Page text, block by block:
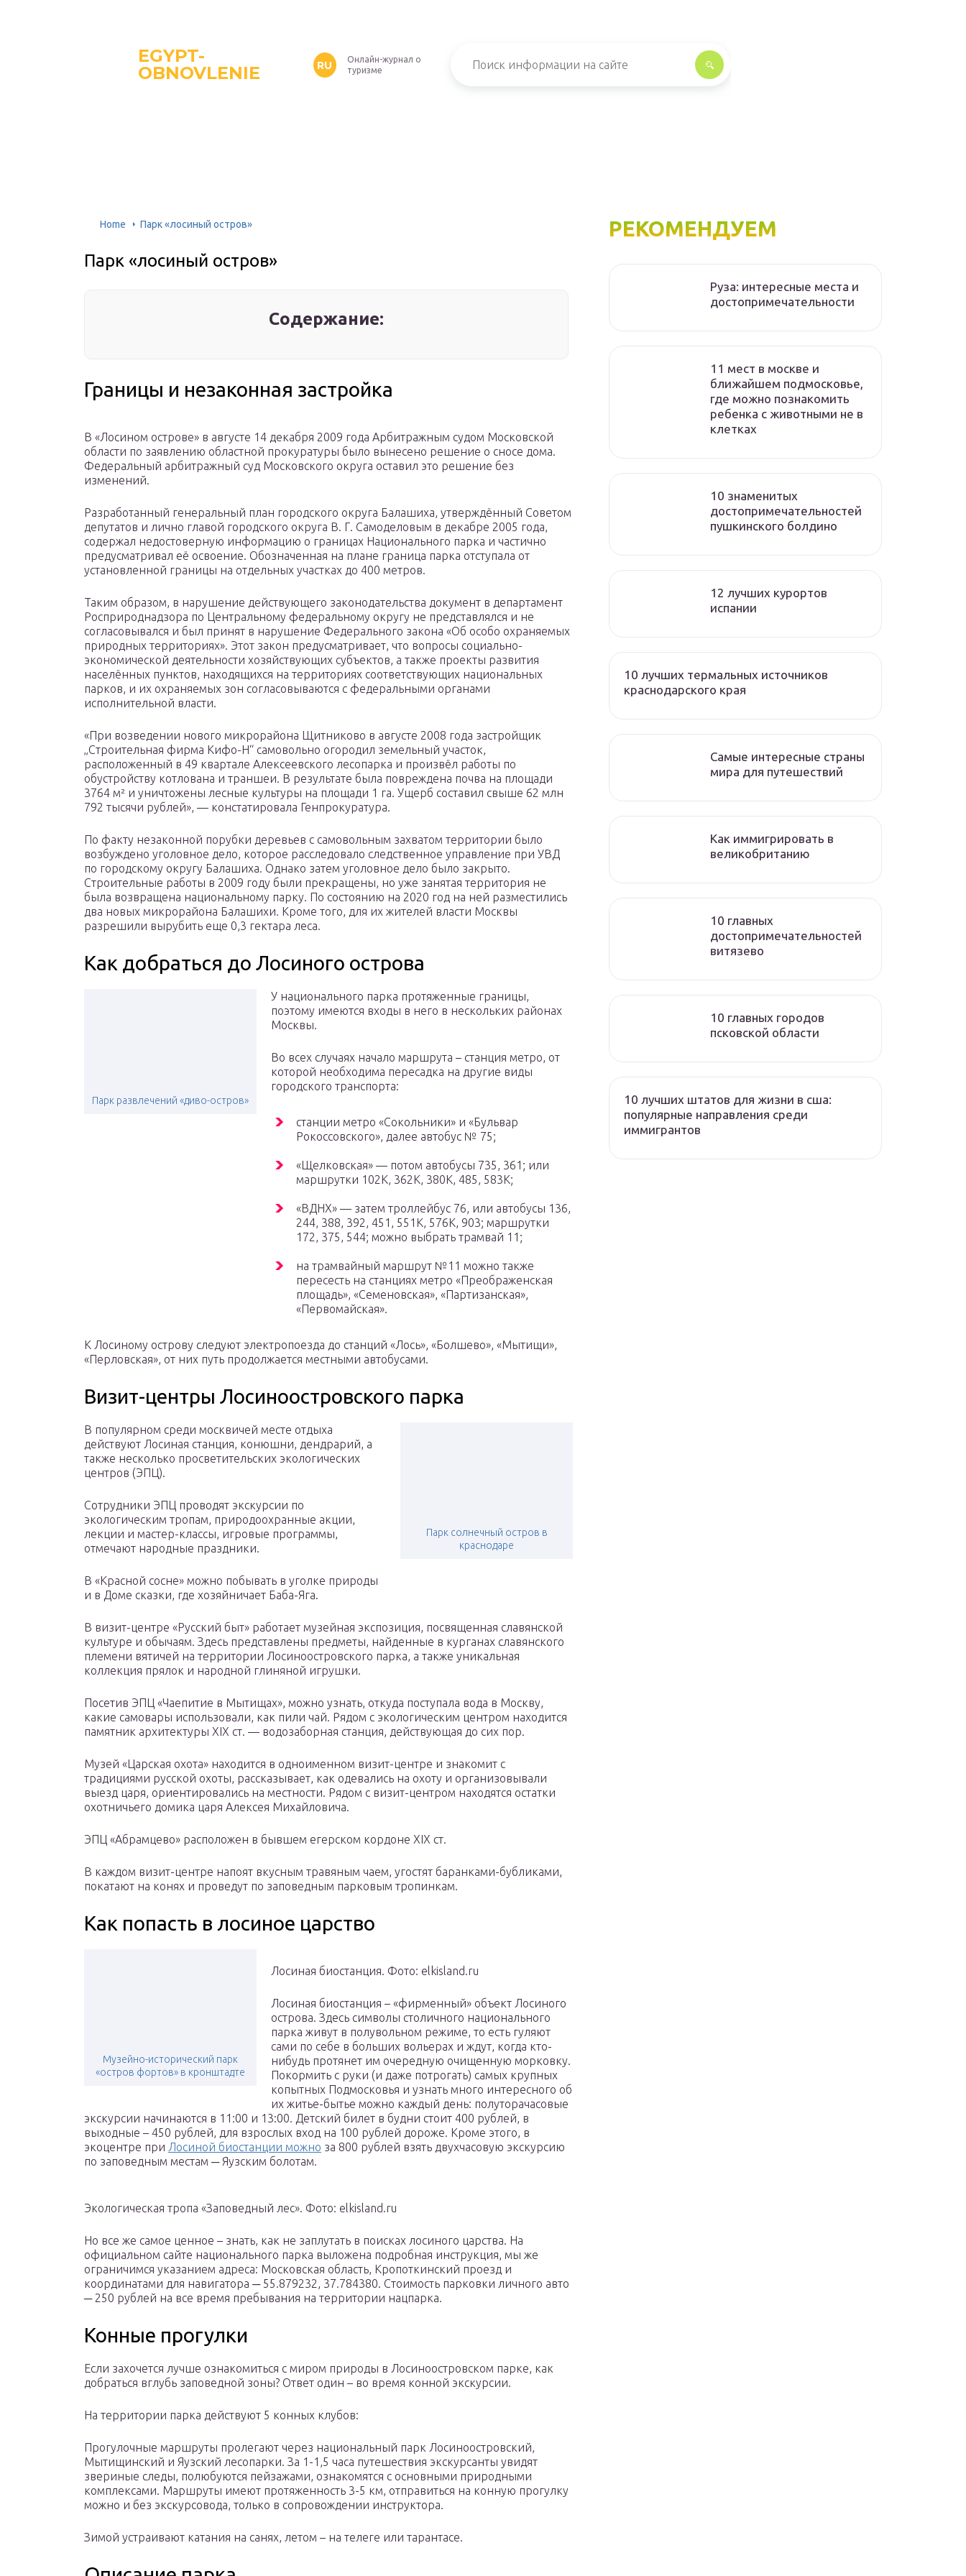
EGYPT-
OBNOVLENIE
RU
Онлайн-журнал о
туризме
Home Парк «лосиный остров»
Парк «лосиный остров»
Содержание:
Границы и незаконная застройка
В «Лосином острове» в августе 14 декабря 2009 года Арбитражным судом Московской
области по заявлению областной прокуратуры было вынесено решение о сносе дома.
Федеральный арбитражный суд Московского округа оставил это решение без
изменений.
Разработанный генеральный план городского округа Балашиха, утверждённый Советом
депутатов и лично главой городского округа В. Г. Самоделовым в декабре 2005 года,
содержал недостоверную информацию о границах Национального парка и частично
предусматривал её освоение. Обозначенная на плане граница парка отступала от
установленной границы на отдельных участках до 400 метров.
Таким образом, в нарушение действующего законодательства документ в департамент
Росприроднадзора по Центральному федеральному округу не представлялся и не
согласовывался и был принят в нарушение Федерального закона «Об особо охраняемых
природных территориях». Этот закон предусматривает, что вопросы социально-
экономической деятельности хозяйствующих субъектов, а также проекты развития
населённых пунктов, находящихся на территориях соответствующих национальных
парков, и их охраняемых зон согласовываются с федеральными органами
исполнительной власти.
«При возведении нового микрорайона Щитниково в августе 2008 года застройщик
„Строительная фирма Кифо-Н“ самовольно огородил земельный участок,
расположенный в 49 квартале Алексеевского лесопарка и произвёл работы по
обустройству котлована и траншеи. В результате была повреждена почва на площади
3764 м² и уничтожены лесные культуры на площади 1 га. Ущерб составил свыше 62 млн
792 тысячи рублей», — констатировала Генпрокуратура.
По факту незаконной порубки деревьев с самовольным захватом территории было
возбуждено уголовное дело, которое расследовало следственное управление при УВД
по городскому округу Балашиха. Однако затем уголовное дело было закрыто.
Строительные работы в 2009 году были прекращены, но уже занятая территория не
была возвращена национальному парку. По состоянию на 2020 год на ней разместились
два новых микрорайона Балашихи. Кроме того, для их жителей власти Москвы
разрешили вырубить еще 0,3 гектара леса.
Как добраться до Лосиного острова
Парк развлечений «диво-остров»
У национального парка протяженные границы,
поэтому имеются входы в него в нескольких районах
Москвы.
Во всех случаях начало маршрута – станция метро, от
которой необходима пересадка на другие виды
городского транспорта:
станции метро «Сокольники» и «Бульвар
Рокоссовского», далее автобус № 75;
«Щелковская» — потом автобусы 735, 361; или
маршрутки 102К, 362К, 380К, 485, 583К;
«ВДНХ» — затем троллейбус 76, или автобусы 136,
244, 388, 392, 451, 551К, 576К, 903; маршрутки
172, 375, 544; можно выбрать трамвай 11;
на трамвайный маршрут №11 можно также
пересесть на станциях метро «Преображенская
площадь», «Семеновская», «Партизанская»,
«Первомайская».
К Лосиному острову следуют электропоезда до станций «Лось», «Болшево», «Мытищи»,
«Перловская», от них путь продолжается местными автобусами.
Визит-центры Лосиноостровского парка
Парк солнечный остров в
краснодаре
В популярном среди москвичей месте отдыха
действуют Лосиная станция, конюшни, дендрарий, а
также несколько просветительских экологических
центров (ЭПЦ).
Сотрудники ЭПЦ проводят экскурсии по
экологическим тропам, природоохранные акции,
лекции и мастер-классы, игровые программы,
отмечают народные праздники.
В «Красной сосне» можно побывать в уголке природы
и в Доме сказки, где хозяйничает Баба-Яга.
В визит-центре «Русский быт» работает музейная экспозиция, посвященная славянской
культуре и обычаям. Здесь представлены предметы, найденные в курганах славянского
племени вятичей на территории Лосиноостровского парка, а также уникальная
коллекция прялок и народной глиняной игрушки.
Посетив ЭПЦ «Чаепитие в Мытищах», можно узнать, откуда поступала вода в Москву,
какие самовары использовали, как пили чай. Рядом с экологическим центром находится
памятник архитектуры XIX ст. — водозаборная станция, действующая до сих пор.
Музей «Царская охота» находится в одноименном визит-центре и знакомит с
традициями русской охоты, рассказывает, как одевались на охоту и организовывали
выезд царя, ориентировались на местности. Рядом с визит-центром находятся остатки
охотничьего домика царя Алексея Михайловича.
ЭПЦ «Абрамцево» расположен в бывшем егерском кордоне XIX ст.
В каждом визит-центре напоят вкусным травяным чаем, угостят баранками-бубликами,
покатают на конях и проведут по заповедным парковым тропинкам.
Как попасть в лосиное царство
Музейно-исторический парк
«остров фортов» в кронштадте
Лосиная биостанция. Фото: elkisland.ru
Лосиная биостанция – «фирменный» объект Лосиного
острова. Здесь символы столичного национального
парка живут в полувольном режиме, то есть гуляют
сами по себе в больших вольерах и ждут, когда кто-
нибудь протянет им очередную очищенную морковку.
Покормить с руки (и даже потрогать) самых крупных
копытных Подмосковья и узнать много интересного об
их житье-бытье можно каждый день: полуторачасовые
экскурсии начинаются в 11:00 и 13:00. Детский билет в будни стоит 400 рублей, в
выходные – 450 рублей, для взрослых вход на 100 рублей дороже. Кроме этого, в
экоцентре при Лосиной биостанции можно за 800 рублей взять двухчасовую экскурсию
по заповедным местам ─ Яузским болотам.
Экологическая тропа «Заповедный лес». Фото: elkisland.ru
Но все же самое ценное – знать, как не заплутать в поисках лосиного царства. На
официальном сайте национального парка выложена подробная инструкция, мы же
ограничимся указанием адреса: Московская область, Кропоткинский проезд и
координатами для навигатора ─ 55.879232, 37.784380. Стоимость парковки личного авто
─ 250 рублей на все время пребывания на территории нацпарка.
Конные прогулки
Если захочется лучше ознакомиться с миром природы в Лосиноостровском парке, как
добраться вглубь заповедной зоны? Ответ один – во время конной экскурсии.
На территории парка действуют 5 конных клубов:
Прогулочные маршруты пролегают через национальный парк Лосиноостровский,
Мытищинский и Яузский лесопарки. За 1-1,5 часа путешествия экскурсанты увидят
звериные следы, полюбуются пейзажами, ознакомятся с основными природными
комплексами. Маршруты имеют протяженность 3-5 км, отправиться на конную прогулку
можно и без экскурсовода, только в сопровождении инструктора.
Зимой устраивают катания на санях, летом – на телеге или тарантасе.
РЕКОМЕНДУЕМ
Руза: интересные места и
достопримечательности
11 мест в москве и
ближайшем подмосковье,
где можно познакомить
ребенка с животными не в
клетках
10 знаменитых
достопримечательностей
пушкинского болдино
12 лучших курортов
испании
10 лучших термальных источников
краснодарского края
Самые интересные страны
мира для путешествий
Как иммигрировать в
великобританию
10 главных
достопримечательностей
витязево
10 главных городов
псковской области
10 лучших штатов для жизни в сша:
популярные направления среди
иммигрантов